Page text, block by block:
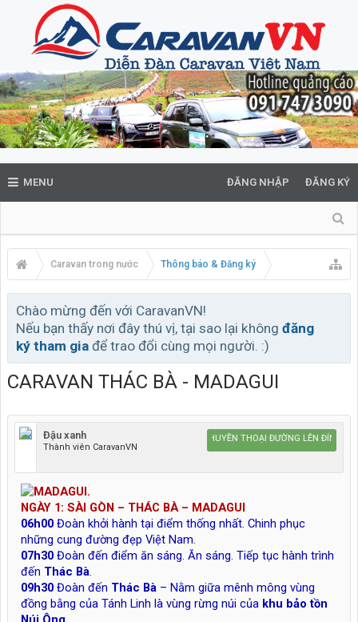
MENU ĐĂNG NHẬP ĐĂNG KÝ
Caravan trong nước Thông báo & Đăng ký
Chào mừng đến với CaravanVN!
Nếu bạn thấy nơi đây thú vị, tại sao lại không đăng
ký tham gia để trao đổi cùng mọi người. :)
CARAVAN THÁC BÀ - MADAGUI
Đậu xanh
Thành viên CaravanVN
Caravan HUYỀN THOẠI ĐƯỜNG LÊN ĐỈNH
NGÀY 1: SÀI GÒN – THÁC BÀ – MADAGUI
06h00 Đoàn khởi hành tại điểm thống nhất. Chinh phục
những cung đường đẹp Việt Nam.
07h30 Đoàn đến điểm ăn sáng. Ăn sáng. Tiếp tục hành trình
đến Thác Bà.
09h30 Đoàn đến Thác Bà – Nằm giữa mênh mông vùng
đồng bằng của Tánh Linh là vùng rừng núi của khu bảo tồn